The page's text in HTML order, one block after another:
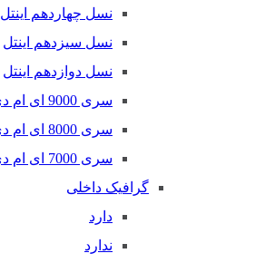
نسل چهاردهم اینتل
نسل سیزدهم اینتل
نسل دوازدهم اینتل
سری 9000 ای ام دی
سری 8000 ای ام دی
سری 7000 ای ام دی
گرافیک داخلی
دارد
ندارد